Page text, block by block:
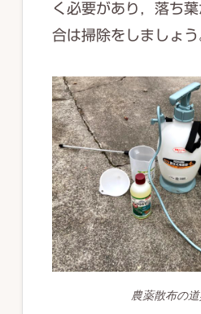
く必要があり，落ち
合は掃除をしましょう
農薬散布の